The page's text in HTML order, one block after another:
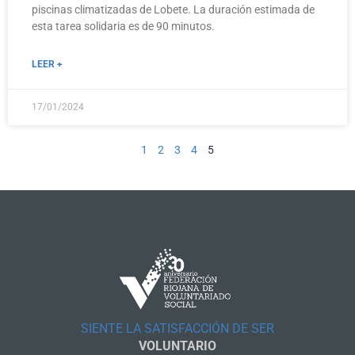
piscinas climatizadas de Lobete. La duración estimada de
esta tarea solidaria es de 90 minutos.
LEER +
17/01/2024
1 2 3 4 5
SIENTE LA SATISFACCIÓN DE SER
VOLUNTARIO